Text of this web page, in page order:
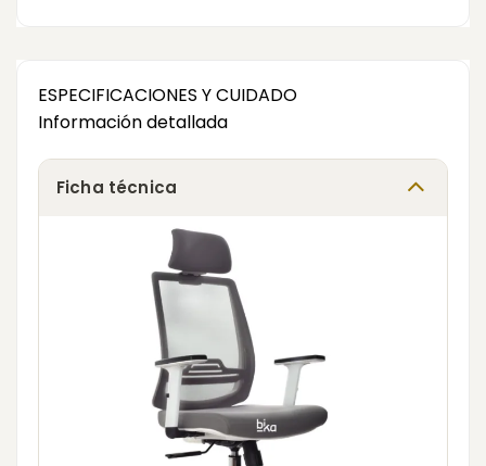
ESPECIFICACIONES Y CUIDADO
Información detallada
Ficha técnica